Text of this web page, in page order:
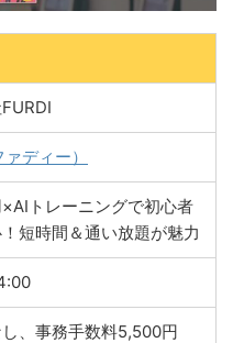
ディー）
トレーニングで初心者
短時間＆通い放題が魅力
し、事務手数料5,500円